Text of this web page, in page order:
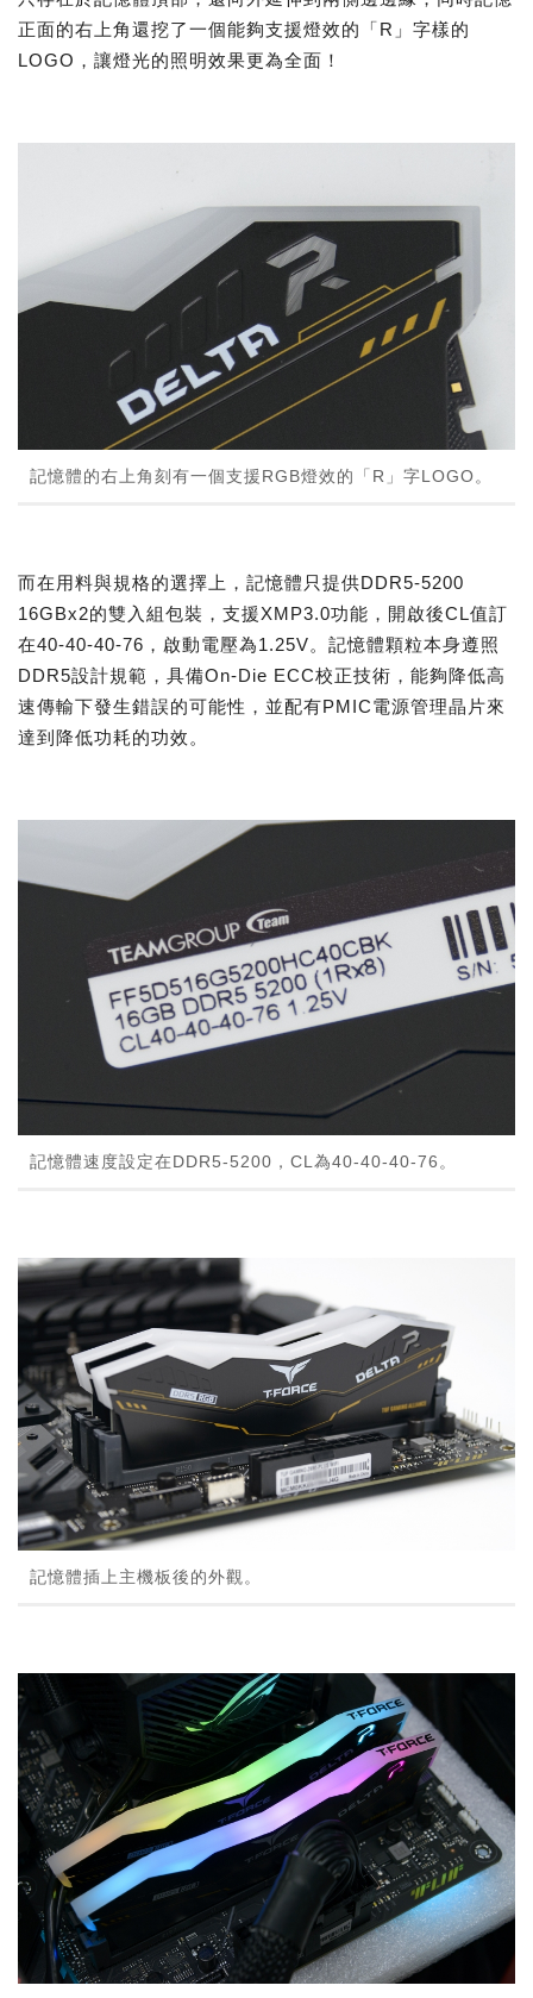
正面的右上角還挖了一個能夠支援燈效的「R」字樣的
LOGO，讓燈光的照明效果更為全面！
記憶體的右上角刻有一個支援RGB燈效的「R」字LOGO。
而在用料與規格的選擇上，記憶體只提供DDR5-5200
16GBx2的雙入組包裝，支援XMP3.0功能，開啟後CL值訂
在40-40-40-76，啟動電壓為1.25V。記憶體顆粒本身遵照
DDR5設計規範，具備On-Die ECC校正技術，能夠降低高
速傳輸下發生錯誤的可能性，並配有PMIC電源管理晶片來
達到降低功耗的功效。
記憶體速度設定在DDR5-5200，CL為40-40-40-76。
記憶體插上主機板後的外觀。